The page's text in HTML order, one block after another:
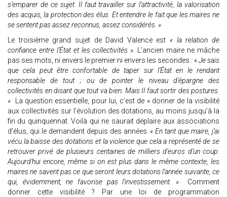
s’emparer de ce sujet. Il faut travailler sur l’attractivité, la valorisation
des acquis, la protection des élus. Et entendre le fait que les maires ne
se sentent pas assez reconnus, assez considérés. »
Le troisième grand sujet de David Valence est « la relation de
confiance entre l’État et les collectivités ». L’ancien maire ne mâche
pas ses mots, ni envers le premier ni envers les secondes : « Je sais
que cela peut être confortable de taper sur l’État en le rendant
responsable de tout ; ou de pointer le niveau d’épargne des
collectivités en disant que tout va bien. Mais Il faut sortir des postures.
»
La question essentielle, pour lui, c’est de « donner de la visibilité
aux collectivités sur l’évolution des dotations, au moins jusqu’à la
fin du quinquennat. Voilà qui ne saurait déplaire aux associations
d’élus, qui le demandent depuis des années. « En tant que maire, j’ai
vécu la baisse des dotations et la violence que cela a représenté de se
retrouver privé de plusieurs centaines de milliers d’euros d’un coup.
Aujourd’hui encore, même si on est plus dans le même contexte, les
maires ne savent pas ce que seront leurs dotations l’année suivante, ce
qui, évidemment, ne favorise pas l’investissement. »
Comment
donner cette visibilité ? Par une loi de programmation